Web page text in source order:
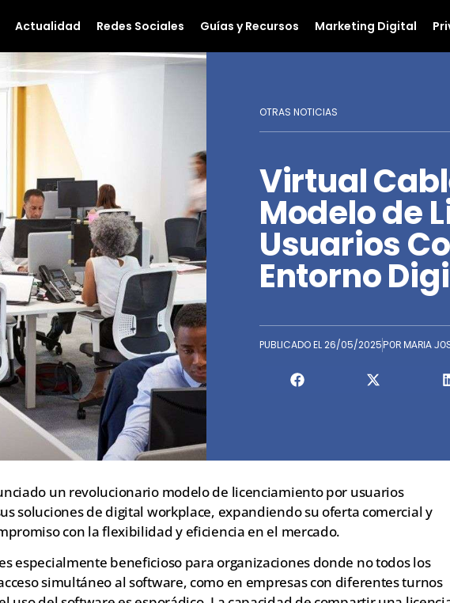
Actualidad Redes Sociales Guías y Recursos Marketing Digital
OTRAS NOTICIAS
Virtual
Modelo de
Usuarios
Entorno
PUBLICADO EL26/05/2025 POR MARIA
un revolucionario modelo de licenciamiento por usuarios
soluciones de digital workplace, expandiendo su oferta comercial y
con la flexibilidad y eficiencia en el mercado.
especialmente beneficioso para organizaciones donde no todos los
simultáneo al software, como en empresas con diferentes turnos